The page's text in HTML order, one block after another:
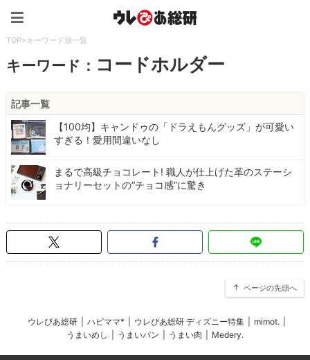
TOP>キーワード別一覧
キーワード： コードホルダー
記事一覧
【100均】キャンドゥの「ドラえもんグッズ」が可愛い
すぎる！愛用間違いなし
まるで高級チョコレート! 職人が仕上げた革のステーシ
ョナリーセットの“チョコ感”に驚き
ページの先頭へ
ウレぴあ総研 ハピママ* ウレぴあ総研 ディズニー特集 mimot.
うまいめし
うまいパン うまい肉 Medery.